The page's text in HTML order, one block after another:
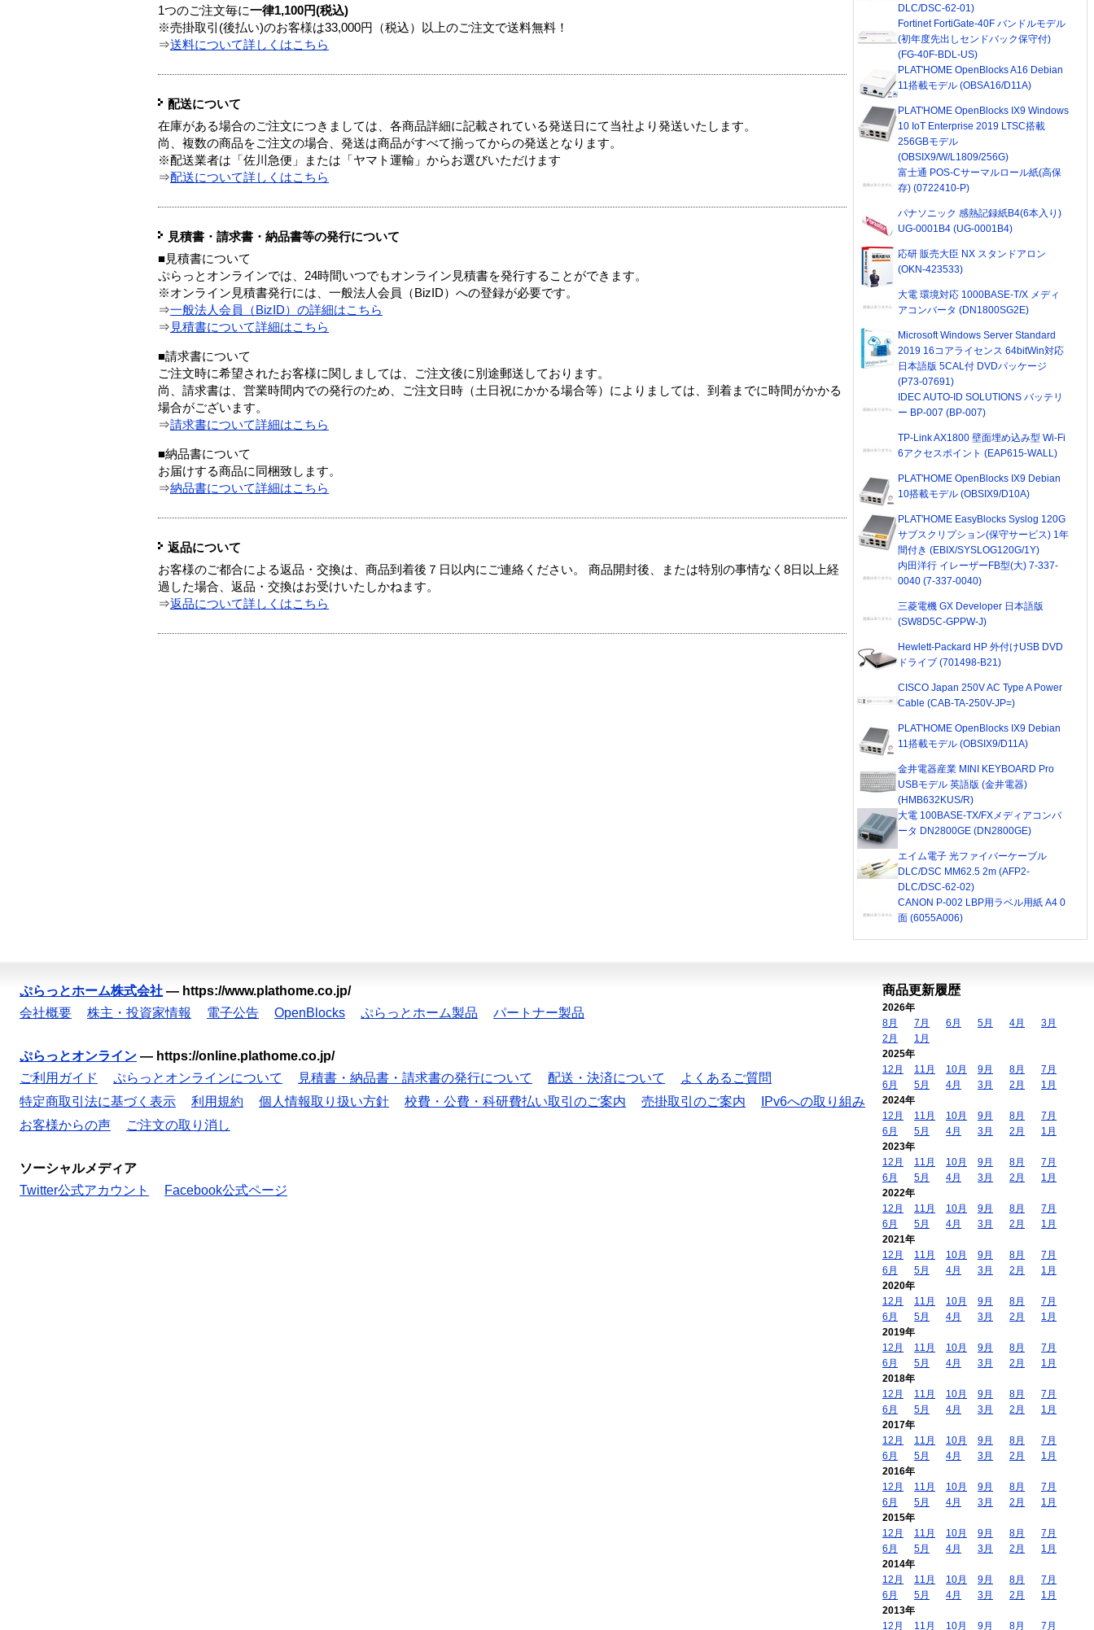
1つのご注文毎に一律1,100円(税込)
※売掛取引(後払い)のお客様は33,000円（税込）以上のご注文で送料無料！
⇒送料について詳しくはこちら
配送について
在庫がある場合のご注文につきましては、各商品詳細に記載されている発送日にて当社より発送いたします。
尚、複数の商品をご注文の場合、発送は商品がすべて揃ってからの発送となります。
※配送業者は「佐川急便」または「ヤマト運輸」からお選びいただけます
⇒配送について詳しくはこちら
見積書・請求書・納品書等の発行について
■見積書について
ぷらっとオンラインでは、24時間いつでもオンライン見積書を発行することができます。
※オンライン見積書発行には、一般法人会員（BizID）への登録が必要です。
⇒一般法人会員（BizID）の詳細はこちら
⇒ 見積書について詳細はこちら
■請求書について
ご注文時に希望されたお客様に関しましては、ご注文後に別途郵送しております。
尚、請求書は、営業時間内での発行のため、ご注文日時（土日祝にかかる場合等）によりましては、到着までに時間がかかる
場合がございます。
⇒請求書について詳細はこちら
■納品書について
お届けする商品に同梱致します。
⇒納品書について詳細はこちら
返品について
お客様のご都合による返品・交換は、商品到着後７日以内にご連絡ください。 商品開封後、または特別の事情なく8日以上経
過した場合、返品・交換はお受けいたしかねます。
⇒返品について詳しくはこちら
DLC/DSC-62-01)
Fortinet FortiGate-40F バンドルモデル
(初年度先出しセンドバック保守付)
(FG-40F-BDL-US)
PLAT'HOME OpenBlocks A16 Debian
11搭載モデル (OBSA16/D11A)
PLAT'HOME OpenBlocks IX9 Windows
10 IoT Enterprise 2019 LTSC搭載
256GBモデル
(OBSIX9/W/L1809/256G)
富士通 POS-Cサーマルロール紙(高保
存) (0722410-P)
パナソニック 感熱記録紙B4(6本入り)
UG-0001B4 (UG-0001B4)
応研 販売大臣 NX スタンドアロン
(OKN-423533)
大電 環境対応 1000BASE-T/X メディ
アコンバータ (DN1800SG2E)
Microsoft Windows Server Standard
2019 16コアライセンス 64bitWin対応
日本語版 5CAL付 DVDパッケージ
(P73-07691)
IDEC AUTO-ID SOLUTIONS バッテリ
ー BP-007 (BP-007)
TP-Link AX1800 壁面埋め込み型 Wi-Fi
6アクセスポイント (EAP615-WALL)
PLAT'HOME OpenBlocks IX9 Debian
10搭載モデル (OBSIX9/D10A)
PLAT'HOME EasyBlocks Syslog 120G
サブスクリプション(保守サービス) 1年
間付き (EBIX/SYSLOG120G/1Y)
内田洋行 イレーザーFB型(大) 7-337-
0040 (7-337-0040)
三菱電機 GX Developer 日本語版
(SW8D5C-GPPW-J)
Hewlett-Packard HP 外付けUSB DVD
ドライブ (701498-B21)
CISCO Japan 250V AC Type A Power
Cable (CAB-TA-250V-JP=)
PLAT'HOME OpenBlocks IX9 Debian
11搭載モデル (OBSIX9/D11A)
金井電器産業 MINI KEYBOARD Pro
USBモデル 英語版 (金井電器)
(HMB632KUS/R)
大電 100BASE-TX/FXメディアコンバ
ータ DN2800GE (DN2800GE)
エイム電子 光ファイバーケーブル
DLC/DSC MM62.5 2m (AFP2-
DLC/DSC-62-02)
CANON P-002 LBP用ラベル用紙 A4 0
面 (6055A006)
ぷらっとホーム株式会社 — https://www.plathome.co.jp/
会社概要
株主・投資家情報 電子公告 OpenBlocks ぷらっとホーム製品 パートナー製品
ぷらっとオンライン — https://online.plathome.co.jp/
ご利用ガイド
ぷらっとオンラインについて 見積書・納品書・請求書の発行について 配送・決済について
よくあるご質問
特定商取引法に基づく表示
利用規約 個人情報取り扱い方針 校費・公費・科研費払い取引のご案内 売掛取引のご案内
IPv6への取り組み
お客様からの声
ご注文の取り消し
ソーシャルメディア
Twitter公式アカウント
Facebook公式ページ
商品更新履歴
2026年
8月
7月 6月 5月 4月
3月
2月
1月
2025年
12月
11月 10月 9月 8月
7月
6月
5月 4月 3月 2月
1月
2024年
12月
11月 10月 9月 8月
7月
6月
5月 4月 3月 2月
1月
2023年
12月
11月 10月 9月 8月
7月
6月
5月 4月 3月 2月
1月
2022年
12月
11月 10月 9月 8月
7月
6月
5月 4月 3月 2月
1月
2021年
12月
11月 10月 9月 8月
7月
6月
5月 4月 3月 2月
1月
2020年
12月
11月 10月 9月 8月
7月
6月
5月 4月 3月 2月
1月
2019年
12月
11月 10月 9月 8月
7月
6月
5月 4月 3月 2月
1月
2018年
12月
11月 10月 9月 8月
7月
6月
5月 4月 3月 2月
1月
2017年
12月
11月 10月 9月 8月
7月
6月
5月 4月 3月 2月
1月
2016年
12月
11月 10月 9月 8月
7月
6月
5月 4月 3月 2月
1月
2015年
12月
11月 10月 9月 8月
7月
6月
5月 4月 3月 2月
1月
2014年
12月
11月 10月 9月 8月
7月
6月
5月 4月 3月 2月
1月
2013年
12月
11月 10月 9月 8月 7月